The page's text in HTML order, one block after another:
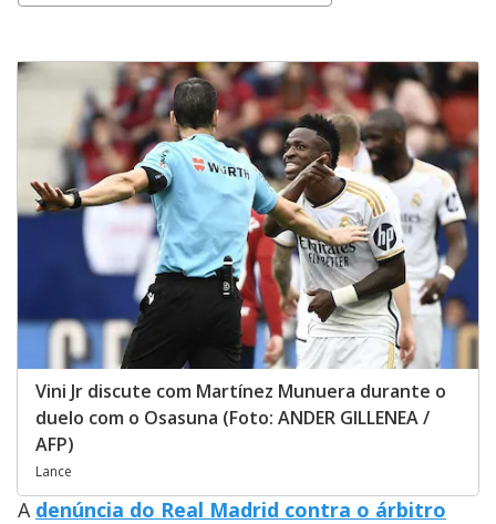
Vini Jr discute com Martínez Munuera durante o
duelo com o Osasuna (Foto: ANDER GILLENEA /
AFP)
Lance
A denúncia do Real Madrid contra o árbitro